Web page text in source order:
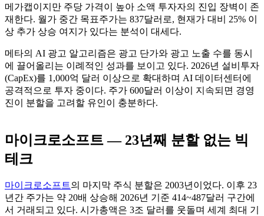
메가캡이지만 주당 가격이 높아 소액 투자자의 진입 장벽이 존
재한다. 월가 중간 목표주가는 837달러로, 현재가 대비 25% 이
상 추가 상승 여지가 있다는 분석이 대세다.
메타의 AI 광고 알고리즘은 광고 단가와 광고 노출 수를 동시
에 끌어올리는 이례적인 성과를 보이고 있다. 2026년 설비투자
(CapEx)를 1,000억 달러 이상으로 확대하며 AI 데이터센터에
공격적으로 투자 중이다. 주가 600달러 이상이 지속되면 경영
진이 분할을 고려할 유인이 충분하다.
마이크로소프트 — 23년째 분할 없는 빅
테크
마이크로소프트의 마지막 주식 분할은 2003년이었다. 이후 23
년간 주가는 약 20배 상승해 2026년 기준 414~487달러 구간에
서 거래되고 있다. 시가총액은 3조 달러를 웃돌며 세계 최대 기